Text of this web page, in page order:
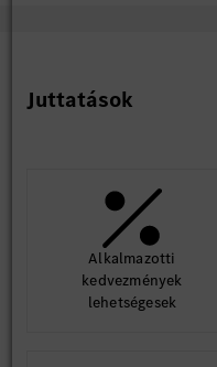
Dolgozói kedvezmények
Kecskemét környéki
Étkezési lehetőség minden
Széles választékú,
Egészségmegőrző
egészséghónap: influenza
Juttatások
Alkalmazotti
kedvezmények
lehetségesek